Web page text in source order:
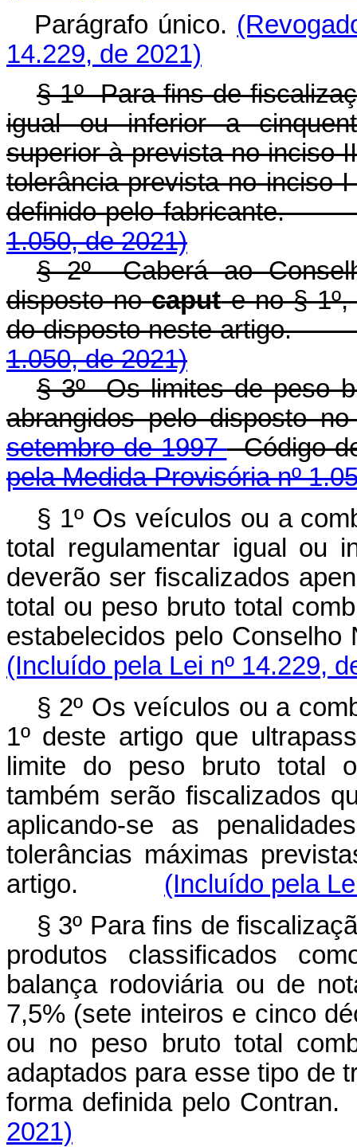
Parágrafo único.
14.229, de 2021)
§ 1º Para fins de
igual ou inferior a
superior à prevista no inciso
tolerância prevista no inciso
definido pelo
1.050, de 2021)
§ 2º Caberá ao
disposto nocapute no § 1º,
do disposto neste
1.050, de 2021)
§ 3º Os limites de peso
abrangidos pelo disposto
setembro de 1997-
pela Medida Provisória nº
§ 1º Os veículos ou a
total regulamentar igual ou
deverão ser fiscalizados
total ou peso bruto total
estabelecidos pelo
(Incluído pela Lei nº 14.229,
§ 2º Os veículos ou a
1º deste artigo que
limite do peso bruto total
também serão fiscalizados
aplicando-se as
tolerâncias máximas
artigo. (Incluído pela
§ 3º Para fins de
produtos classificados
balança rodoviária ou de
7,5% (sete inteiros e cinco
ou no peso bruto total
adaptados para esse tipo de
forma definida pelo
2021)